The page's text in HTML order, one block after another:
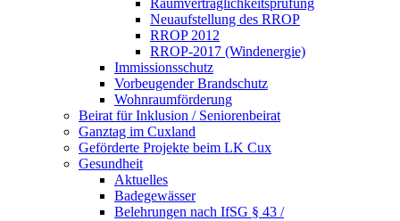
Raumverträglichkeitsprüfung
Neuaufstellung des RROP
RROP 2012
RROP-2017 (Windenergie)
Immissionsschutz
Vorbeugender Brandschutz
Wohnraumförderung
Beirat für Inklusion / Seniorenbeirat
Ganztag im Cuxland
Geförderte Projekte beim LK Cux
Gesundheit
Aktuelles
Badegewässer
Belehrungen nach IfSG § 43 /